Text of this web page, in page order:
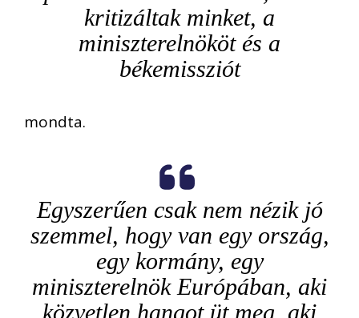
kritizáltak minket, a
miniszterelnököt és a
békemissziót
mondta.
Egyszerűen csak nem nézik jó
szemmel, hogy van egy ország,
egy kormány, egy
miniszterelnök Európában, aki
közvetlen hangot üt meg, aki